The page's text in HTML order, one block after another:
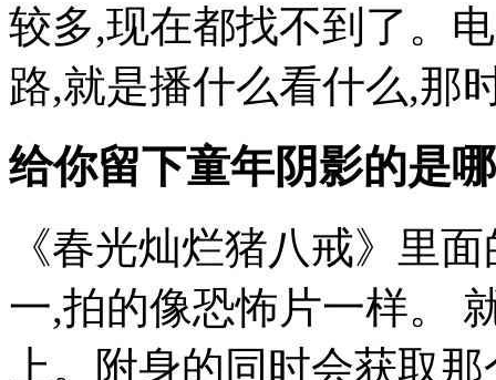
较多,现在都找不到了。
路,就是播什么看什么,那
给你留下童年阴影的是
《春光灿烂猪八戒》里
一,拍的像恐怖片一样。
上。附身的同时会获取